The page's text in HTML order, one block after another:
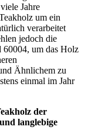
Jahre
um ein
verarbeitet
jedoch die
60004, um das Holz
Ähnlichem zu
einmal im Jahr
der
langlebige